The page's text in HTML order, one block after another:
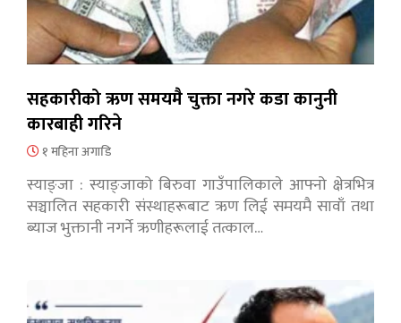
सहकारीको ऋण समयमै चुक्ता नगरे कडा कानुनी
कारबाही गरिने
१ महिना अगाडि
स्याङ्जा : स्याङ्जाको बिरुवा गाउँपालिकाले आफ्नो क्षेत्रभित्र
सञ्चालित सहकारी संस्थाहरूबाट ऋण लिई समयमै सावाँ तथा
ब्याज भुक्तानी नगर्ने ऋणीहरूलाई तत्काल…